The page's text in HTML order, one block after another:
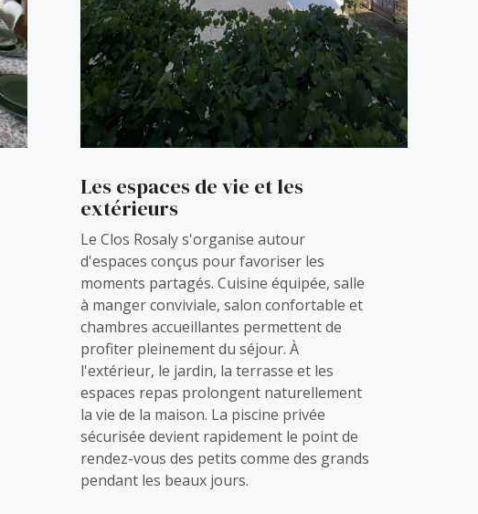
Les espaces de vie et les
extérieurs
Le Clos Rosaly s'organise autour
d'espaces conçus pour favoriser les
moments partagés. Cuisine équipée, salle
à manger conviviale, salon confortable et
chambres accueillantes permettent de
profiter pleinement du séjour. À
l'extérieur, le jardin, la terrasse et les
espaces repas prolongent naturellement
la vie de la maison. La piscine privée
sécurisée devient rapidement le point de
rendez-vous des petits comme des grands
pendant les beaux jours.